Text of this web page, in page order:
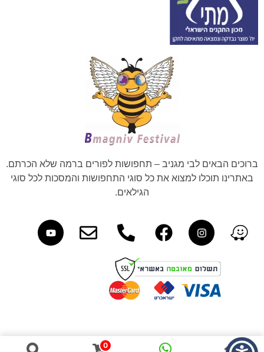
ברוכים הבאים לבי מגניב – תחפושות לפורים ברמה שלא הכרתם.
באתרינו תוכלו למצוא את כל סוגי התחפושות והמסכות לכל סוגי
הגילאים.
0